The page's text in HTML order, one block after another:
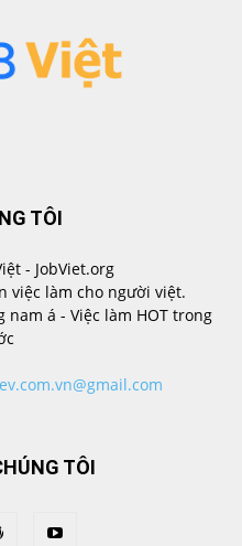
TÔI
- JobViet.org
việc làm cho người việt.
nam á - Việc làm HOT trong
TÔI